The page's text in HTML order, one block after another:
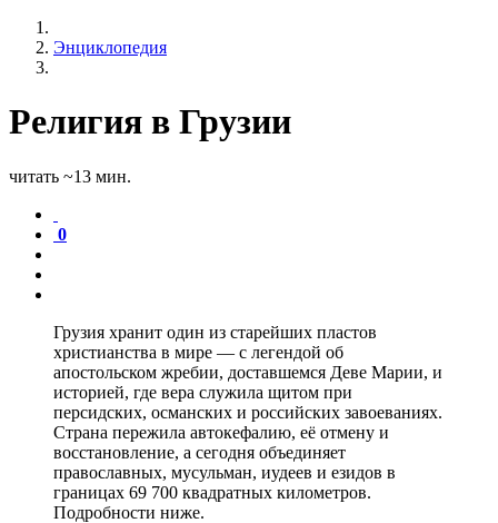
Энциклопедия
Религия в Грузии
читать ~13 мин.
0
Грузия хранит один из старейших пластов
христианства в мире — с легендой об
апостольском жребии, доставшемся Деве Марии, и
историей, где вера служила щитом при
персидских, османских и российских завоеваниях.
Страна пережила автокефалию, её отмену и
восстановление, а сегодня объединяет
православных, мусульман, иудеев и езидов в
границах 69 700 квадратных километров.
Подробности ниже.